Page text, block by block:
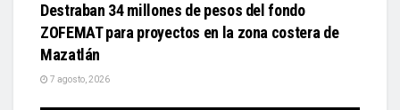
Destraban 34 millones de pesos del fondo
ZOFEMAT para proyectos en la zona costera de
Mazatlán
7 agosto, 2026